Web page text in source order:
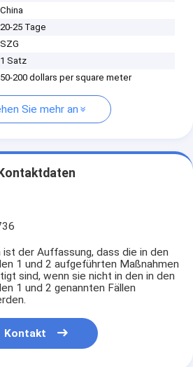
China
20-25 Tage
SZG
1 Satz
50-200 dollars per square meter
Sie mehr an
Kontaktdaten
ist der Auffassung, dass die in den
1 und 2 aufgeführten Maßnahmen
sind, wenn sie nicht in den in den
1 und 2 genannten Fällen
Kontakt